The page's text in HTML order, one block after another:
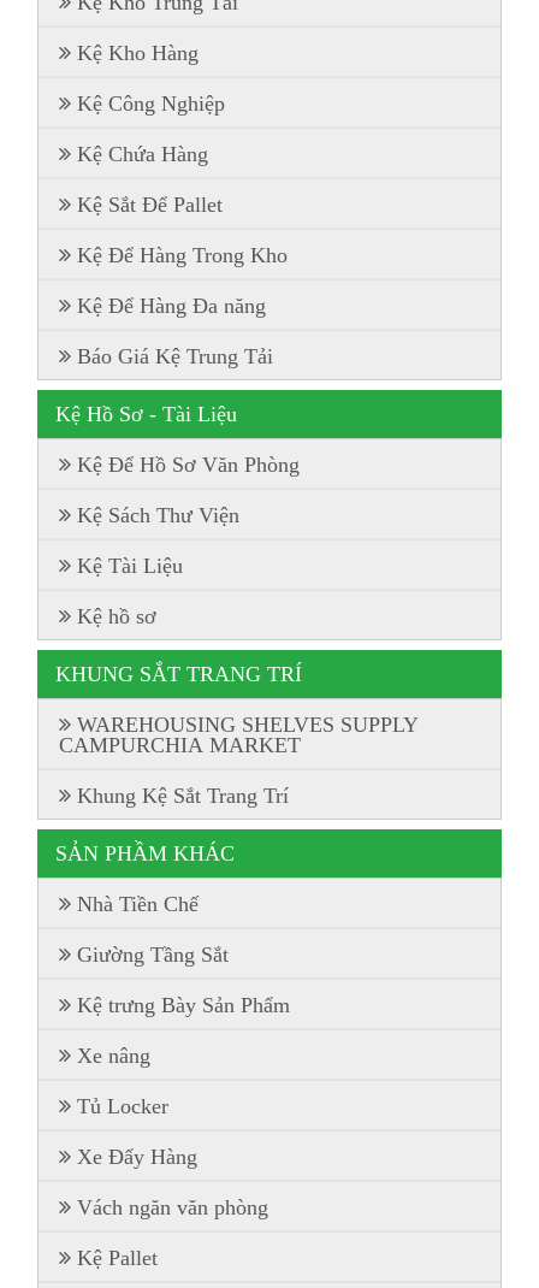
Kệ Kho Hàng
Kệ Công Nghiệp
Kệ Chứa Hàng
Kệ Sắt Để Pallet
Kệ Để Hàng Trong Kho
Kệ Để Hàng Đa năng
Báo Giá Kệ Trung Tải
Kệ Hồ Sơ - Tài Liệu
Kệ Để Hồ Sơ Văn Phòng
Kệ Sách Thư Viện
Kệ Tài Liệu
Kệ hồ sơ
KHUNG SẮT TRANG TRÍ
WAREHOUSING SHELVES SUPPLY
CAMPURCHIA MARKET
Khung Kệ Sắt Trang Trí
SẢN PHẦM KHÁC
Nhà Tiền Chế
Giường Tầng Sắt
Kệ trưng Bày Sản Phẩm
Xe nâng
Tủ Locker
Xe Đẩy Hàng
Vách ngăn văn phòng
Kệ Pallet